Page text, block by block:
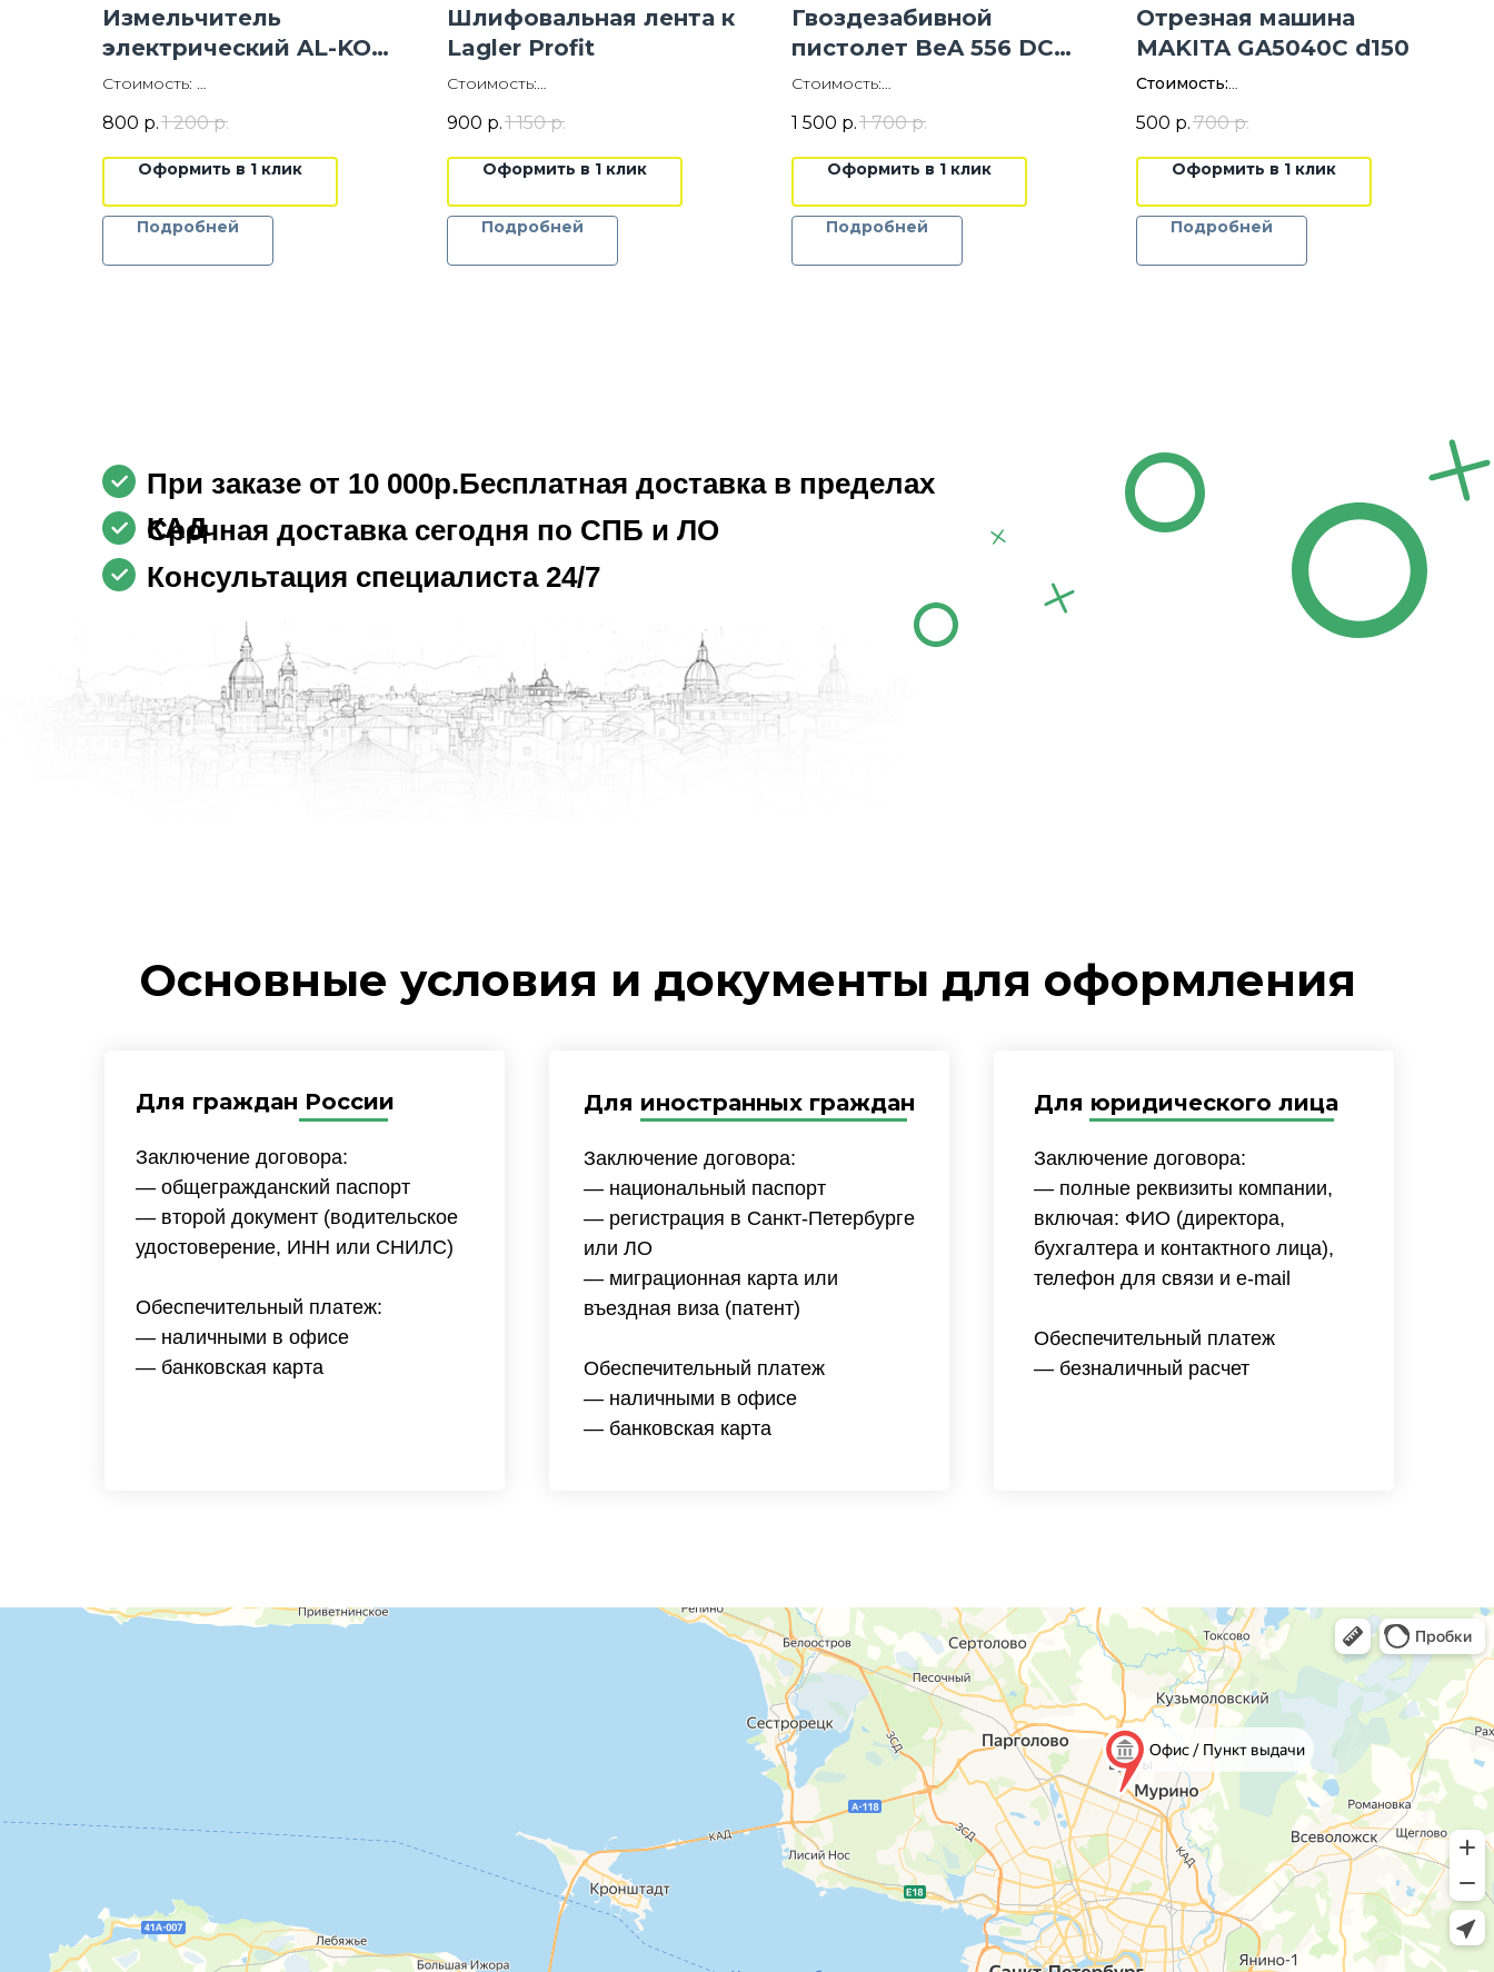
Измельчитель
электрический AL-KO
Easy Crush МH 2810 (для
Стоимость:
800 руб./сут.
Залог:10000 руб.
800 р. 1 200 р.
Оформить в 1 клик
Подробней
Шлифовальная лента к
Lagler Profit
Стоимость:
Цена указана без НДС
900 р. 1 150 р.
Оформить в 1 клик
Подробней
Гвоздезабивной
пистолет BeA 556 DC
(кровельный)
Стоимость:
1500 руб./сут.
Залог:
20 000 руб.
1 500 р. 1 700 р.
Оформить в 1 клик
Подробней
Отрезная машина
MAKITA GA5040C d150
Стоимость:
500 руб./сут.
Залог:
3 000 руб.
500 р. 700 р.
Оформить в 1 клик
Подробней
При заказе от 10 000р.Бесплатная доставка в пределах
КАД
Срочная доставка сегодня по СПБ и ЛО
Консультация специалиста 24/7
Основные условия и документы для оформления
Для граждан России Для иностранных граждан Для юридического лица
Заключение договора:
— общегражданский паспорт
— второй документ (водительское
удостоверение, ИНН или СНИЛС)
Обеспечительный платеж:
— наличными в офисе
— банковская карта
Заключение договора:
— национальный паспорт
— регистрация в Санкт-Петербурге
или ЛО
— миграционная карта или
въездная виза (патент)
Обеспечительный платеж
— наличными в офисе
— банковская карта
Заключение договора:
— полные реквизиты компании,
включая: ФИО (директора,
бухгалтера и контактного лица),
телефон для связи и e-mail
Обеспечительный платеж
— безналичный расчет